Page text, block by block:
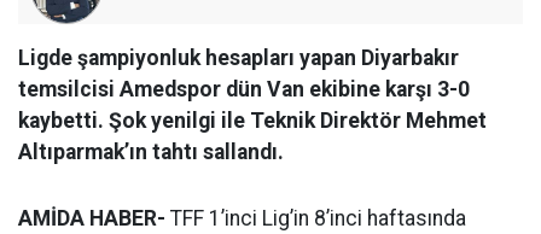
Ligde şampiyonluk hesapları yapan Diyarbakır
temsilcisi Amedspor dün Van ekibine karşı 3-0
kaybetti. Şok yenilgi ile Teknik Direktör Mehmet
Altıparmak’ın tahtı sallandı.
AMİDA HABER- TFF 1’inci Lig’in 8’inci haftasında